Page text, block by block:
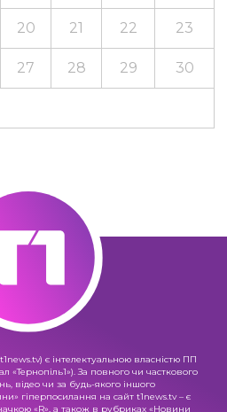
20 21 22 23
27 28 29 30
є інтелектуальною власністю ПП
«Тернопіль1»). За повного чи часткового
відео чи за будь-якого іншого
гіперпосилання на сайт t1news.tv – є
«R», а також в рубриках «Новини